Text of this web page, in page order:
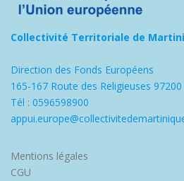
Collectivité Territoriale de
Direction des Fonds Européens
165-167 Route des Religieuses
Tél : 0596598900
Mentions légales
CGU